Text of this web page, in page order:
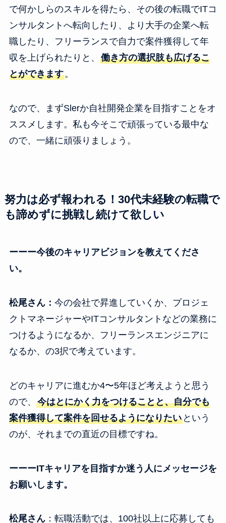
で何かしらのスキルを得たら、その後の転職でITコ
ンサルタントへ転向したり、より大手の企業へ転
職したり、フリーランスで自力で案件獲得して年
収を上げられたりと、 働き方の選択肢も広げるこ
とができます。
なので、まずSlerか自社開発企業を目指すことをオ
ススメします。私も今そこで頑張っている最中な
ので、一緒に頑張りましょう。
努力は必ず報われる！30代未経験の転職で
も諦めずに挑戦し続けて欲しい
ーーー今後のキャリアビジョンを教えてくださ
い。
松尾さん： 今の会社で昇進していくか、プロジェ
クトマネージャーやITコンサルタントなどの業務に
つけるようになるか、フリーランスエンジニアに
なるか、の3択で考えています。
どのキャリアに進むか4〜5年ほど考えようと思う
ので、 今はとにかく力をつけることと、自分でも
案件獲得して案件を回せるようになりたいという
のが、それまでの直近の目標ですね。
ーーーITキャリアを目指すか迷う人にメッセージを
お願いします。
松尾さん：転職活動では、100社以上に応募しても